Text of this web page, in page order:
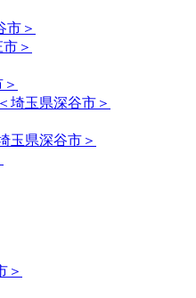
市＞
玉県深谷市＞